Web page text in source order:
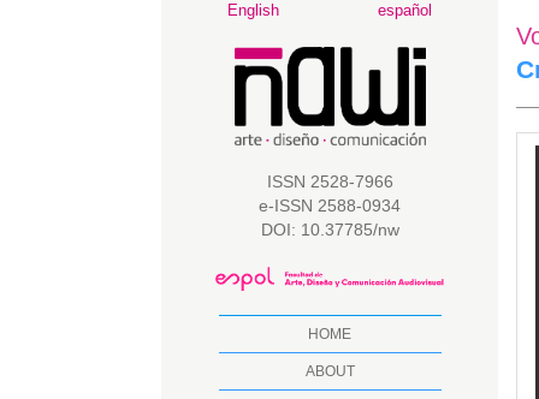
Main
Main
Content
English español
ISSN 2528-7966
e-ISSN 2588-0934
DOI: 10.37785/nw
HOME
ABOUT